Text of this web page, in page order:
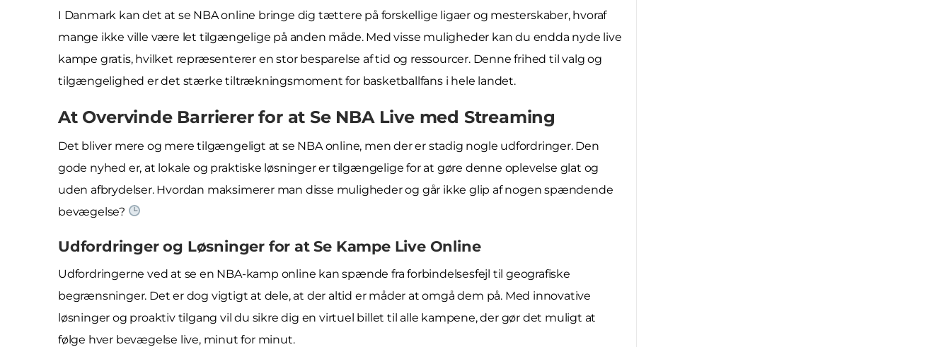
I Danmark kan det at se NBA online bringe dig tættere på forskellige ligaer og mesterskaber, hvoraf
mange ikke ville være let tilgængelige på anden måde. Med visse muligheder kan du endda nyde live
kampe gratis, hvilket repræsenterer en stor besparelse af tid og ressourcer. Denne frihed til valg og
tilgængelighed er det stærke tiltrækningsmoment for basketballfans i hele landet.
At Overvinde Barrierer for at Se NBA Live med Streaming
Det bliver mere og mere tilgængeligt at se NBA online, men der er stadig nogle udfordringer. Den
gode nyhed er, at lokale og praktiske løsninger er tilgængelige for at gøre denne oplevelse glat og
uden afbrydelser. Hvordan maksimerer man disse muligheder og går ikke glip af nogen spændende
bevægelse?
Udfordringer og Løsninger for at Se Kampe Live Online
Udfordringerne ved at se en NBA-kamp online kan spænde fra forbindelsesfejl til geografiske
begrænsninger. Det er dog vigtigt at dele, at der altid er måder at omgå dem på. Med innovative
løsninger og proaktiv tilgang vil du sikre dig en virtuel billet til alle kampene, der gør det muligt at
følge hver bevægelse live, minut for minut.